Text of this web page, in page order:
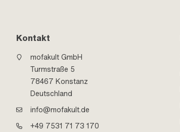
Kontakt
mofakult GmbH
Turmstraße 5
78467 Konstanz
Deutschland
info@mofakult.de
+49 7531 71 73 170